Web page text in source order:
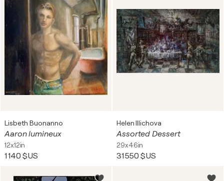
Lisbeth Buonanno
Aaron lumineux
12x12in
1 140 $US
Helen Illichova
Assorted Dessert
29x46in
31 550 $US